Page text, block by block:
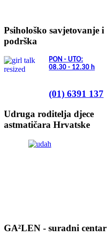
Psihološko savjetovanje i
podrška
PON - UTO:
08.30 - 12.30 h
(01) 6391 137
Udruga roditelja djece
astmatičara Hrvatske
GA²LEN - suradni centar